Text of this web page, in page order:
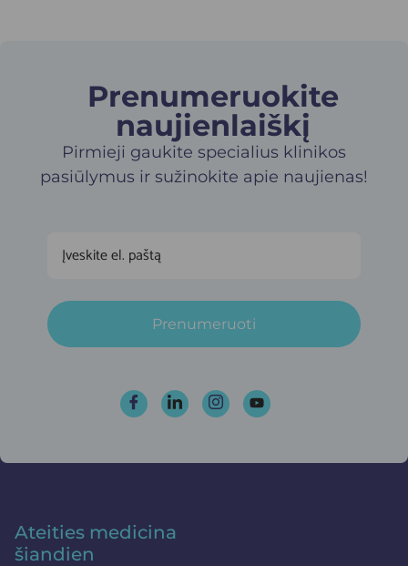
Prenumeruokite
naujienlaiškį​
Pirmieji gaukite specialius klinikos
pasiūlymus ir sužinokite apie naujienas!
Prenumeruoti
Ateities medicina
šiandien